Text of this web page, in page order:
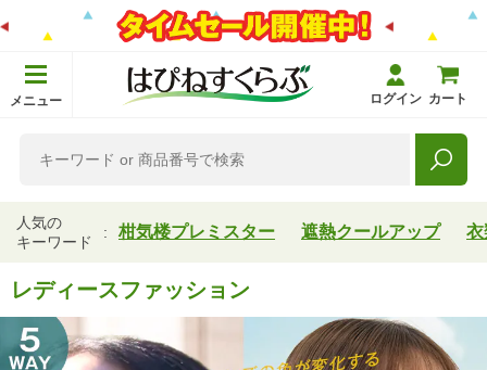
メニュー ログイン カート
人気の
キーワード
柑気楼プレミスター 遮熱クールアップ 衣
レディースファッション